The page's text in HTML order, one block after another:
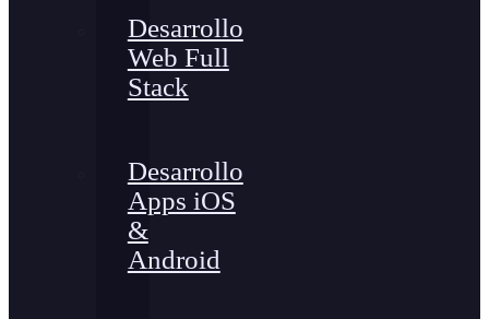
Desarrollo
Web Full
Stack
Desarrollo
Apps iOS
&
Android